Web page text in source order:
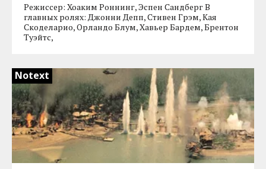
Режиссер: Хоаким Роннинг, Эспен Сандберг В
главных ролях: Джонни Депп, Стивен Грэм, Кая
Скоделарио, Орландо Блум, Хавьер Бардем, Брентон
Туэйтс,
Notext